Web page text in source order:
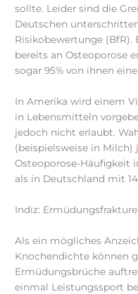
sollte. Leider sind die
Deutschen
Risikobewertunge
bereits an Osteoporose
sogar 95% von ihnen
In Amerika wird einem
in Lebensmitteln
jedoch nicht erlaubt.
(beispielsweise in Milch)
Osteoporose-Häufigkeit
als in Deutschland mit
Indiz:
Als ein mögliches
Knochendichte können
Ermüdungsbrüche
einmal Leistungssport